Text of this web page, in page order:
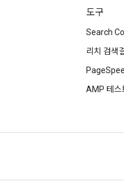
도구
Search
리치 검색
AMP 테스